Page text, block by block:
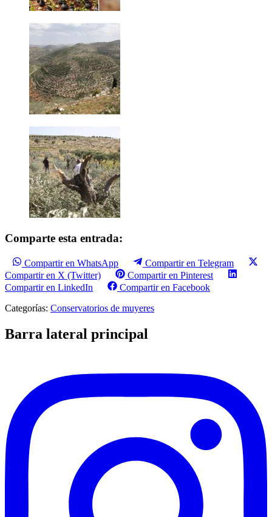
Comparte esta entrada:
Compartir en WhatsApp
Compartir en Telegram
Compartir en X (Twitter)
Compartir en Pinterest
Compartir en LinkedIn
Compartir en Facebook
Categorías: Conservatorios de muyeres
Barra lateral principal